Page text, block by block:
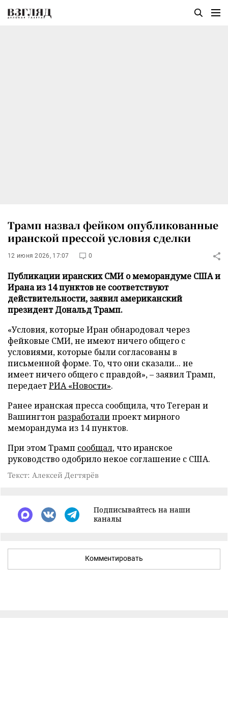
Трамп назвал фейком опубликованные
иранской прессой условия сделки
12 июня 2026, 17:07 0
Публикации иранских СМИ о меморандуме США и
Ирана из 14 пунктов не соответствуют
действительности, заявил американский
президент Дональд Трамп.
«Условия, которые Иран обнародовал через
фейковые СМИ, не имеют ничего общего с
условиями, которые были согласованы в
письменной форме. То, что они сказали... не
имеет ничего общего с правдой», – заявил Трамп,
передаетРИА «Новости».
Ранее иранская пресса сообщила, что Тегеран и
Вашингтон разработалипроект мирного
меморандума из 14 пунктов.
При этом Трамп сообщал, что иранское
руководство одобрило некое соглашение с США.
Текст: Алексей Дегтярёв
Подписывайтесь на наши
каналы
Комментировать